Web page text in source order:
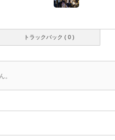
トラックバック ( 0 )
。